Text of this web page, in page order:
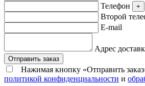
Телефон
+
Второй
E-mail
Адрес
Отправить заказ
Нажимая кнопку «Отправить
политикой конфиденциальности и